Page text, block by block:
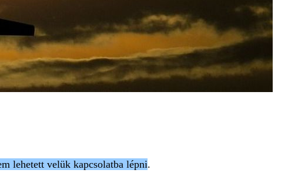
lehetett velük kapcsolatba lépni.